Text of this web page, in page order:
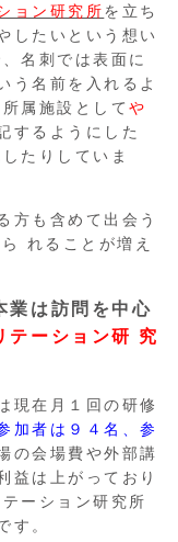
ョン研究所を立ち
したいという想い
名刺では表面に
う名前を入れるよ
属施設としてや
するようにした
たりしていま
方も含めて出会う
れることが増え
業は訪問を中心
テーション研 究
現在月１回の研修
加者は９４名、参
の会場費や外部講
益は上がっており
ーション研究所
す。